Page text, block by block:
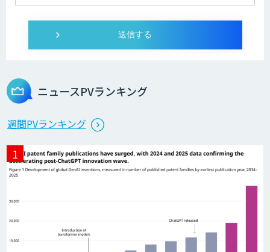
DXセカンドオピニオン
生産計画最適化AIソリューション
ニュースPVランキング
週間PVランキング